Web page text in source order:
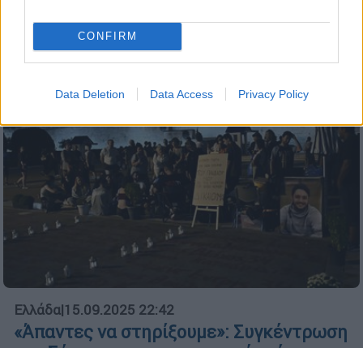
CONFIRM
Data Deletion Data Access Privacy Policy
Ελλάδα|15.09.2025 22:42
«Άπαντες να στηρίξουμε»: Συγκέντρωση